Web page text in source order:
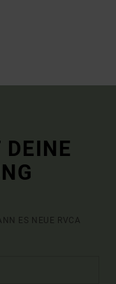
ES NEUE RVCA